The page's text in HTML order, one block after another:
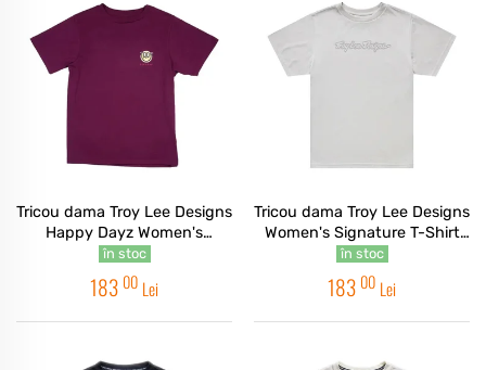
Tricou dama Troy Lee Designs
Happy Dayz Women's
Sangria T-Shirt
în stoc
183 00 Lei
Tricou dama Troy Lee Designs
Women's Signature T-Shirt
Pumice
în stoc
183 00 Lei